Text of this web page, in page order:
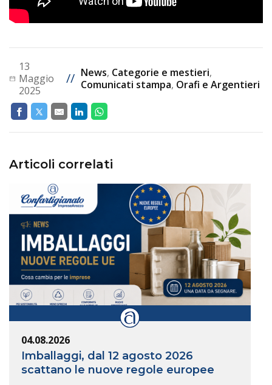
13
Maggio
2025
// News, Categorie e mestieri,
Comunicati stampa, Orafi e Argentieri
Articoli correlati
04.08.2026
Imballaggi, dal 12 agosto 2026
scattano le nuove regole europee